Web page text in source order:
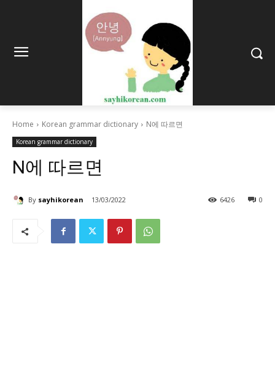
Home Korean grammar dictionary N에 따르면
Korean grammar dictionary
N에 따르면
By sayhikorean 13/03/2022 0
6426